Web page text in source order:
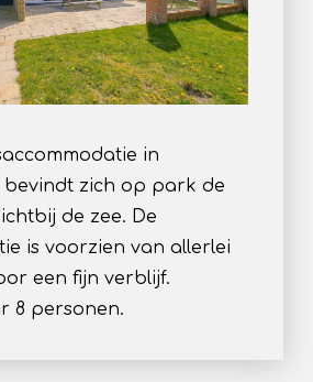
in
zich op park de
de zee. De
is voorzien van allerlei
een fijn verblijf.
8 personen.